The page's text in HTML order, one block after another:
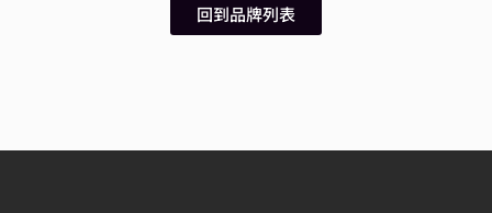
回到品牌列表